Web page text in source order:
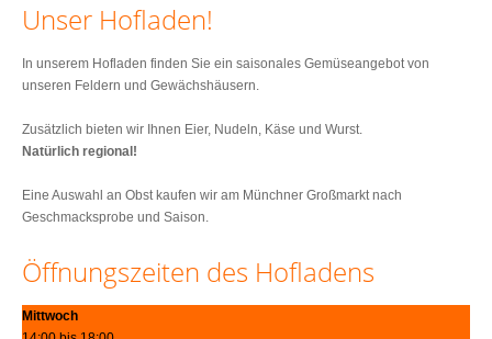
Unser Hofladen!
In unserem Hofladen finden Sie ein saisonales Gemüseangebot von
unseren Feldern und Gewächshäusern.
Zusätzlich bieten wir Ihnen Eier, Nudeln, Käse und Wurst.
Natürlich regional!
Eine Auswahl an Obst kaufen wir am Münchner Großmarkt nach
Geschmacksprobe und Saison.
Öffnungszeiten des Hofladens
Mittwoch